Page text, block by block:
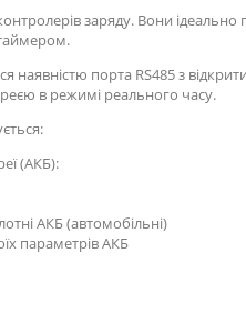
заряду. Вони
наявністю порта RS485 з
в режимі реального часу.
(АКБ):
АКБ (автомобільні)
параметрів АКБ